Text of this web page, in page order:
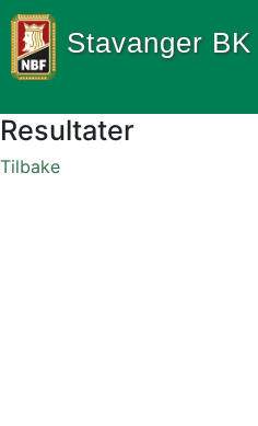
Stavanger BK
Resultater
Tilbake